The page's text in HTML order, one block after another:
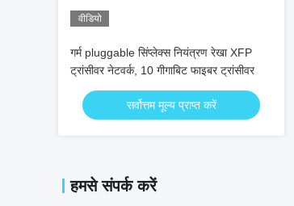
वीडियो
गर्म pluggable सिंप्लेक्स नियंत्रण रेखा XFP
ट्रांसीवर नेटवर्क, 10 गीगाबिट फाइबर ट्रांसीवर
सर्वोत्तम मूल्य प्राप्त करें
हमसे संपर्क करें